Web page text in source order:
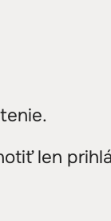
len